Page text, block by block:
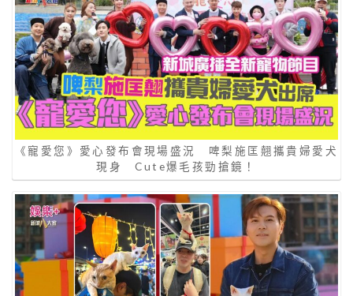
《寵愛您》愛心發布會現場盛況 啤梨施匡翹攜貴婦愛犬
現身 Cute爆毛孩勁搶鏡！